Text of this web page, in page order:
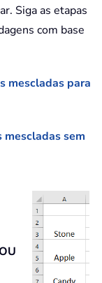
Siga as etapas
com base
mescladas para
mescladas sem